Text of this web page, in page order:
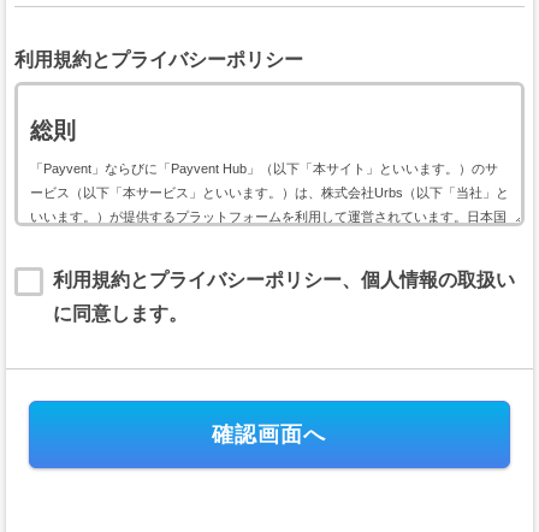
利用規約とプライバシーポリシー
総則
「Payvent」ならびに「Payvent Hub」（以下「本サイト」といいます。）のサ
ービス（以下「本サービス」といいます。）は、株式会社Urbs（以下「当社」と
いいます。）が提供するプラットフォームを利用して運営されています。日本国
ト用サービス利用規約（以下「本規約」といいます。）に基づいて提供されま
す。
本規約には、本サービスの提供条件及び当社と登録ユーザー（以下「ユーザー」
ります。
第１条（規約の適用）
利用規約とプライバシーポリシー、個人情報の取扱い
に同意します。